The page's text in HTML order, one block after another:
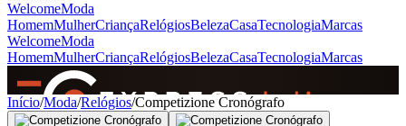
WelcomeModa
HomemMulherCriançaRelógiosBelezaCasaTecnologiaMarcas
WelcomeModa
HomemMulherCriançaRelógiosBelezaCasaTecnologiaMarcas
SINCE 2005
Início/Moda/Relógios/Competizione Cronógrafo